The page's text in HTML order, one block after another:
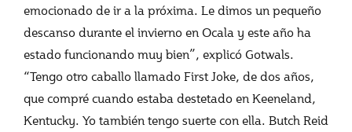
emocionado de ir a la próxima. Le dimos un pequeño
descanso durante el invierno en Ocala y este año ha
estado funcionando muy bien”, explicó Gotwals.
“Tengo otro caballo llamado First Joke, de dos años,
que compré cuando estaba destetado en Keeneland,
Kentucky. Yo también tengo suerte con ella. Butch Reid